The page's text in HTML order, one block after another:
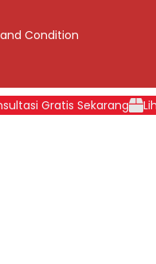
Condition
Gratis Sekarang